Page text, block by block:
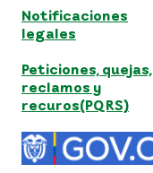
Notificaciones
legales
Peticiones, quejas,
reclamos y
recuros(PQRS)